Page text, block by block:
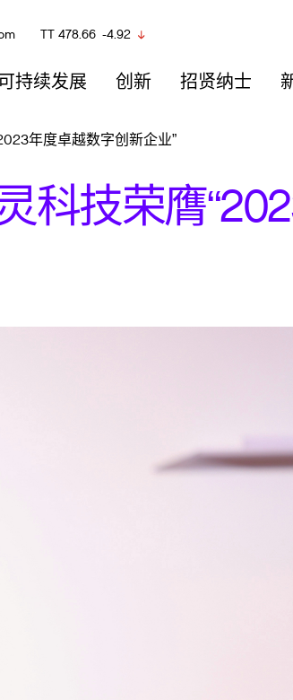
持续发展 创新 招贤纳士
TT 478.66 -4.92
年度卓越数字创新企业”
科技荣膺